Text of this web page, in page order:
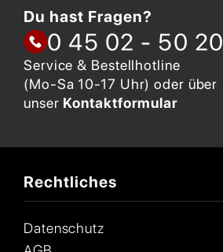
Du hast Fragen?
0 45 02 - 50 20
Service & Bestellhotline
(Mo-Sa 10-17 Uhr) oder über
unser Kontaktformular
Rechtliches
Datenschutz